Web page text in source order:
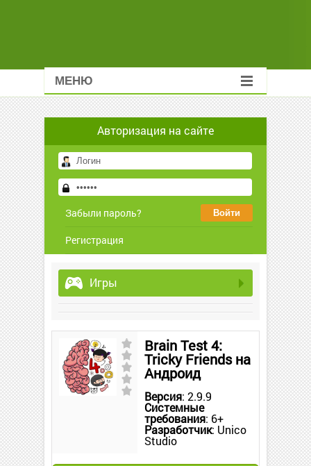
МЕНЮ
Авторизация на сайте
Забыли пароль?
Регистрация
Игры
Brain Test 4:
Tricky Friends на
Андроид
Версия: 2.9.9
Системные
требования: 6+
Разработчик: Unico
Studio